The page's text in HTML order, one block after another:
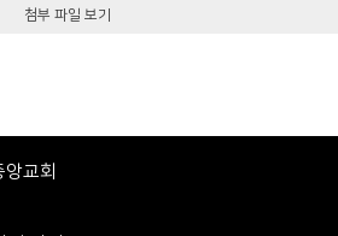
첨부 파일 보기
교회